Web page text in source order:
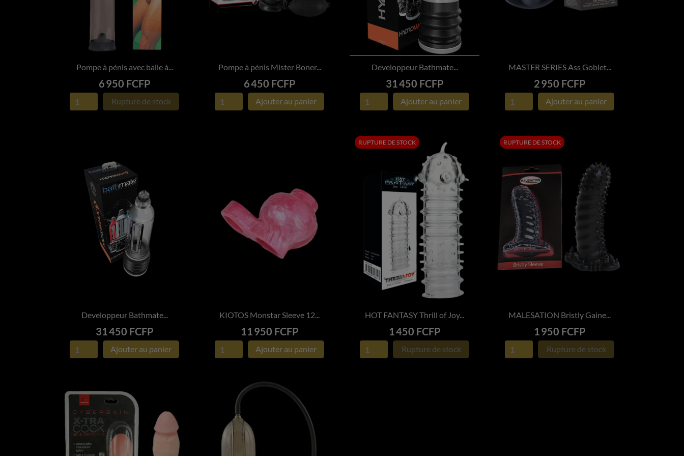
APERÇU RAPIDE
Pompe à pénis avec balle à...
Prix
6 950 FCFP
Rupture de stock
APERÇU RAPIDE
Pompe à pénis Mister Boner...
Prix
6 450 FCFP
Ajouter au panier
 APERÇU RAPIDE
Developpeur Bathmate...
Prix
31 450 FCFP
Ajouter au panier
APERÇU RAPIDE
MASTER SERIES Ass Goblet...
Prix
2 950 FCFP
Ajouter au panier
 APERÇU RAPIDE
Developpeur Bathmate...
Prix
31 450 FCFP
Ajouter au panier
 APERÇU RAPIDE
KIOTOS Monstar Sleeve 12...
Prix
11 950 FCFP
Ajouter au panier
APERÇU RAPIDE
HOT FANTASY Thrill of Joy...
Prix
1 450 FCFP
Rupture de stock
RUPTURE DE STOCK
APERÇU RAPIDE
MALESATION Bristly Gaine...
Prix
1 950 FCFP
Rupture de stock
RUPTURE DE STOCK